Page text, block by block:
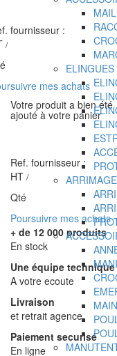
ELINGUES
ARRIMAGE
fournisseur :
/
mes achats
Votre produit a bien été
ajouté à votre panier
Ref. fournisseur :
HT /
Qté
Poursuivre mes achats
+ de 12 000 produits
En stock
Une équipe technique
A votre ecoute
Livraison
et retrait agence
Paiement securisé
En ligne